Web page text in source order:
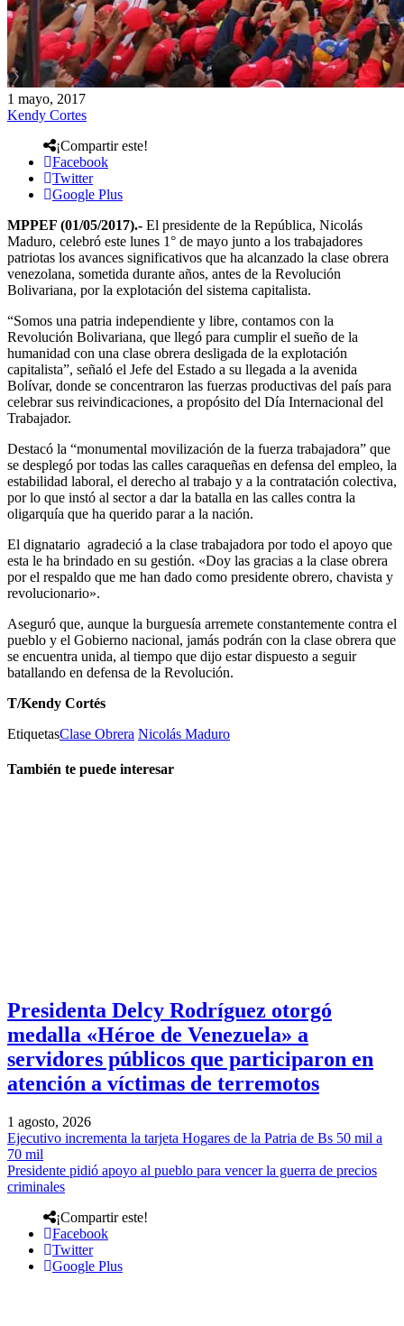
1 mayo, 2017
Kendy Cortes
¡Compartir este!
Facebook
Twitter
Google Plus
MPPEF (01/05/2017).- El presidente de la República, Nicolás
Maduro, celebró este lunes 1° de mayo junto a los trabajadores
patriotas los avances significativos que ha alcanzado la clase obrera
venezolana, sometida durante años, antes de la Revolución
Bolivariana, por la explotación del sistema capitalista.
“Somos una patria independiente y libre, contamos con la
Revolución Bolivariana, que llegó para cumplir el sueño de la
humanidad con una clase obrera desligada de la explotación
capitalista”, señaló el Jefe del Estado a su llegada a la avenida
Bolívar, donde se concentraron las fuerzas productivas del país para
celebrar sus reivindicaciones, a propósito del Día Internacional del
Trabajador.
Destacó la “monumental movilización de la fuerza trabajadora” que
se desplegó por todas las calles caraqueñas en defensa del empleo, la
estabilidad laboral, el derecho al trabajo y a la contratación colectiva,
por lo que instó al sector a dar la batalla en las calles contra la
oligarquía que ha querido parar a la nación.
El dignatario agradeció a la clase trabajadora por todo el apoyo que
esta le ha brindado en su gestión. «Doy las gracias a la clase obrera
por el respaldo que me han dado como presidente obrero, chavista y
revolucionario».
Aseguró que, aunque la burguesía arremete constantemente contra el
pueblo y el Gobierno nacional, jamás podrán con la clase obrera que
se encuentra unida, al tiempo que dijo estar dispuesto a seguir
batallando en defensa de la Revolución.
T/Kendy Cortés
EtiquetasClase Obrera Nicolás Maduro
También te puede interesar
Presidenta Delcy Rodríguez otorgó
medalla «Héroe de Venezuela» a
servidores públicos que participaron en
atención a víctimas de terremotos
1 agosto, 2026
Ejecutivo incrementa la tarjeta Hogares de la Patria de Bs 50 mil a
70 mil
Presidente pidió apoyo al pueblo para vencer la guerra de precios
criminales
¡Compartir este!
Facebook
Twitter
Google Plus